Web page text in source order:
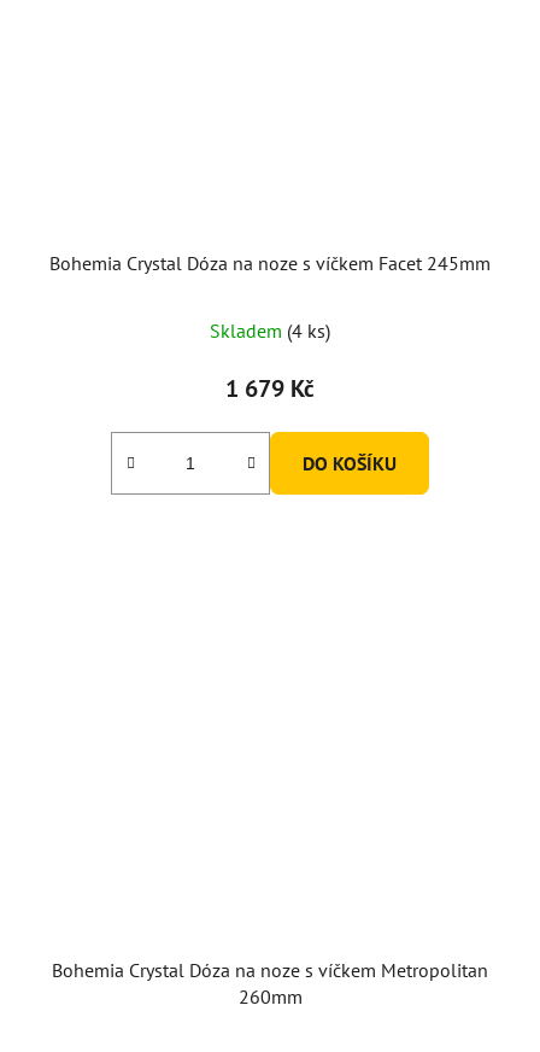
Bohemia Crystal Dóza na noze s víčkem Facet 245mm
Skladem (4 ks)
1 679 Kč
DO KOŠÍKU
Bohemia Crystal Dóza na noze s víčkem Metropolitan
260mm